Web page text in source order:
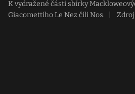
K vydražené části sbírky
Giacomettiho Le Nez čili Nos.